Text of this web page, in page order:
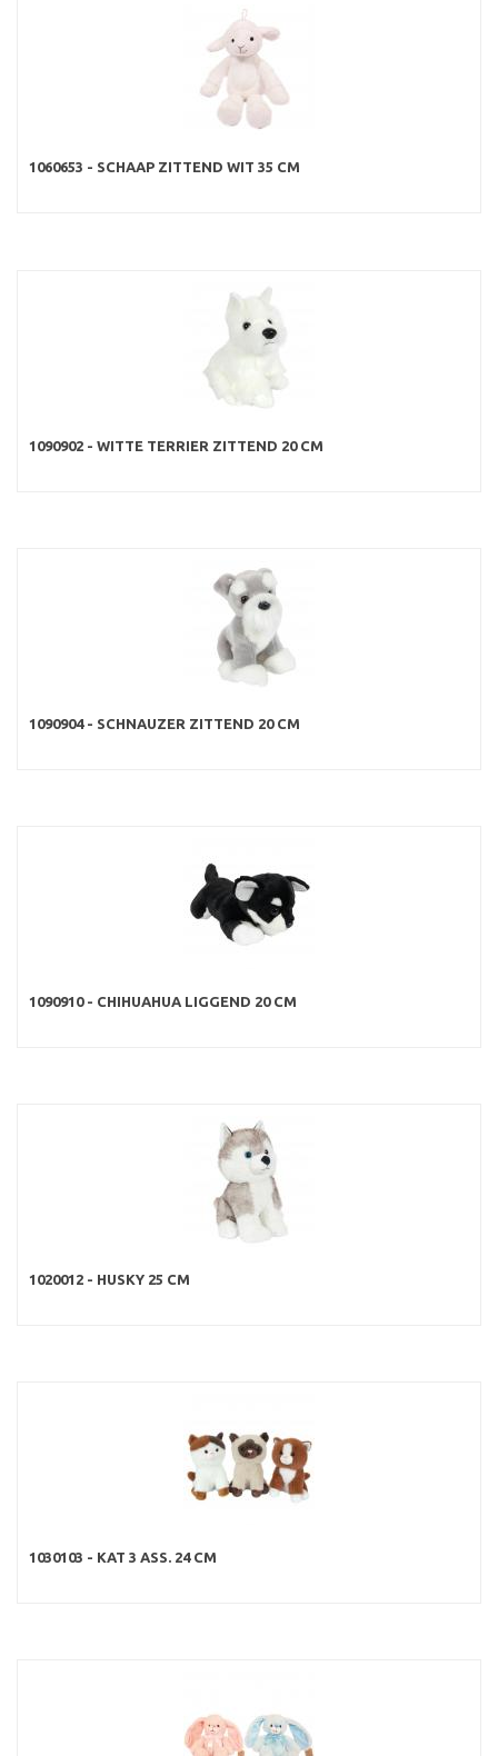
1060653 - SCHAAP ZITTEND WIT 35 CM
1090902 - WITTE TERRIER ZITTEND 20 CM
1090904 - SCHNAUZER ZITTEND 20 CM
1090910 - CHIHUAHUA LIGGEND 20 CM
1020012 - HUSKY 25 CM
1030103 - KAT 3 ASS. 24 CM